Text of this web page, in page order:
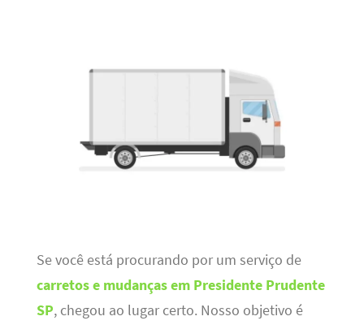
Se você está procurando por um serviço de
carretos e mudanças em Presidente Prudente
SP, chegou ao lugar certo. Nosso objetivo é